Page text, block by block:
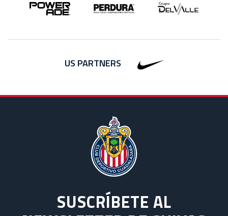
US PARTNERS
SUSCRÍBETE AL